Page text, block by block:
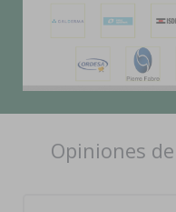
Opiniones